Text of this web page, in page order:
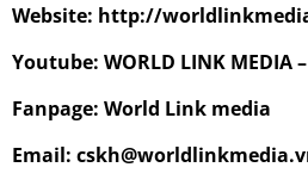
Website: http://
Youtube: WORLD LINK MEDIA –
Fanpage: World Link media
Email: